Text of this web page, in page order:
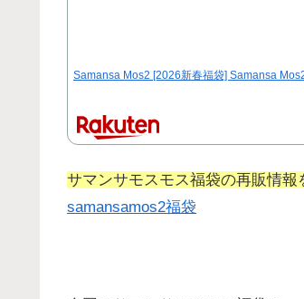
Samansa Mos2 [2026新春福袋] Samansa
サマンサモスモス福袋の再販情報
samansamos2福袋